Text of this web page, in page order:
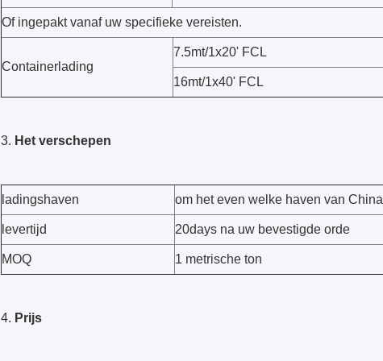
Of ingepakt vanaf uw specifieke vereisten.
Containerlading
7.5mt/1x20' FCL
16mt/1x40' FCL
3. Het verschepen
ladingshaven om het even welke haven van China
levertijd 20days na uw bevestigde orde
MOQ 1 metrische ton
4. Prijs